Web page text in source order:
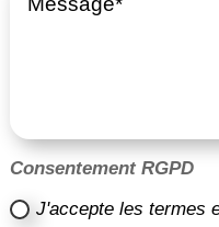
Consentement RGPD
J'accepte les termes